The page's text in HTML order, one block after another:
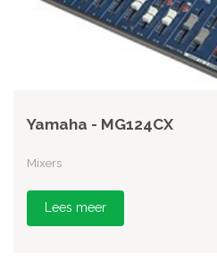
Yamaha - MG124CX
Mixers
Lees meer